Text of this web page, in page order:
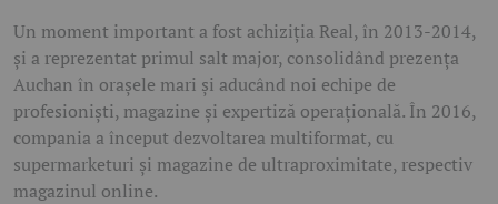
Un moment important a fost achiziția Real, în 2013-2014,
și a reprezentat primul salt major, consolidând prezența
Auchan în orașele mari și aducând noi echipe de
profesioniști, magazine și expertiză operațională. În 2016,
compania a început dezvoltarea multiformat, cu
supermarketuri și magazine de ultraproximitate, respectiv
magazinul online.